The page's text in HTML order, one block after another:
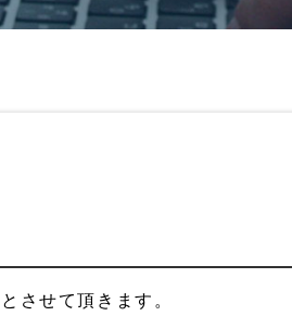
させて頂きます。